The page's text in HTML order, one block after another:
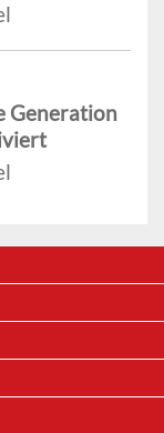
Generation